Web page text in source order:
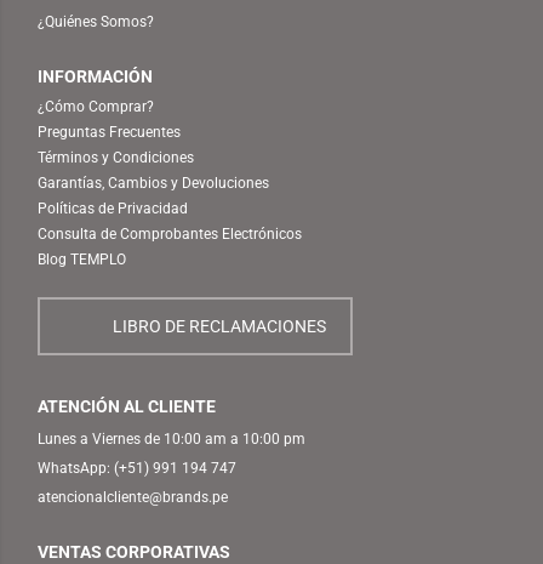
¿Quiénes Somos?
INFORMACIÓN
¿Cómo Comprar?
Preguntas Frecuentes
Términos y Condiciones
Garantías, Cambios y Devoluciones
Políticas de Privacidad
Consulta de Comprobantes Electrónicos
Blog TEMPLO
LIBRO DE RECLAMACIONES
ATENCIÓN AL CLIENTE
Lunes a Viernes de 10:00 am a 10:00 pm
WhatsApp: (+51) 991 194 747
atencionalcliente@brands.pe
VENTAS CORPORATIVAS